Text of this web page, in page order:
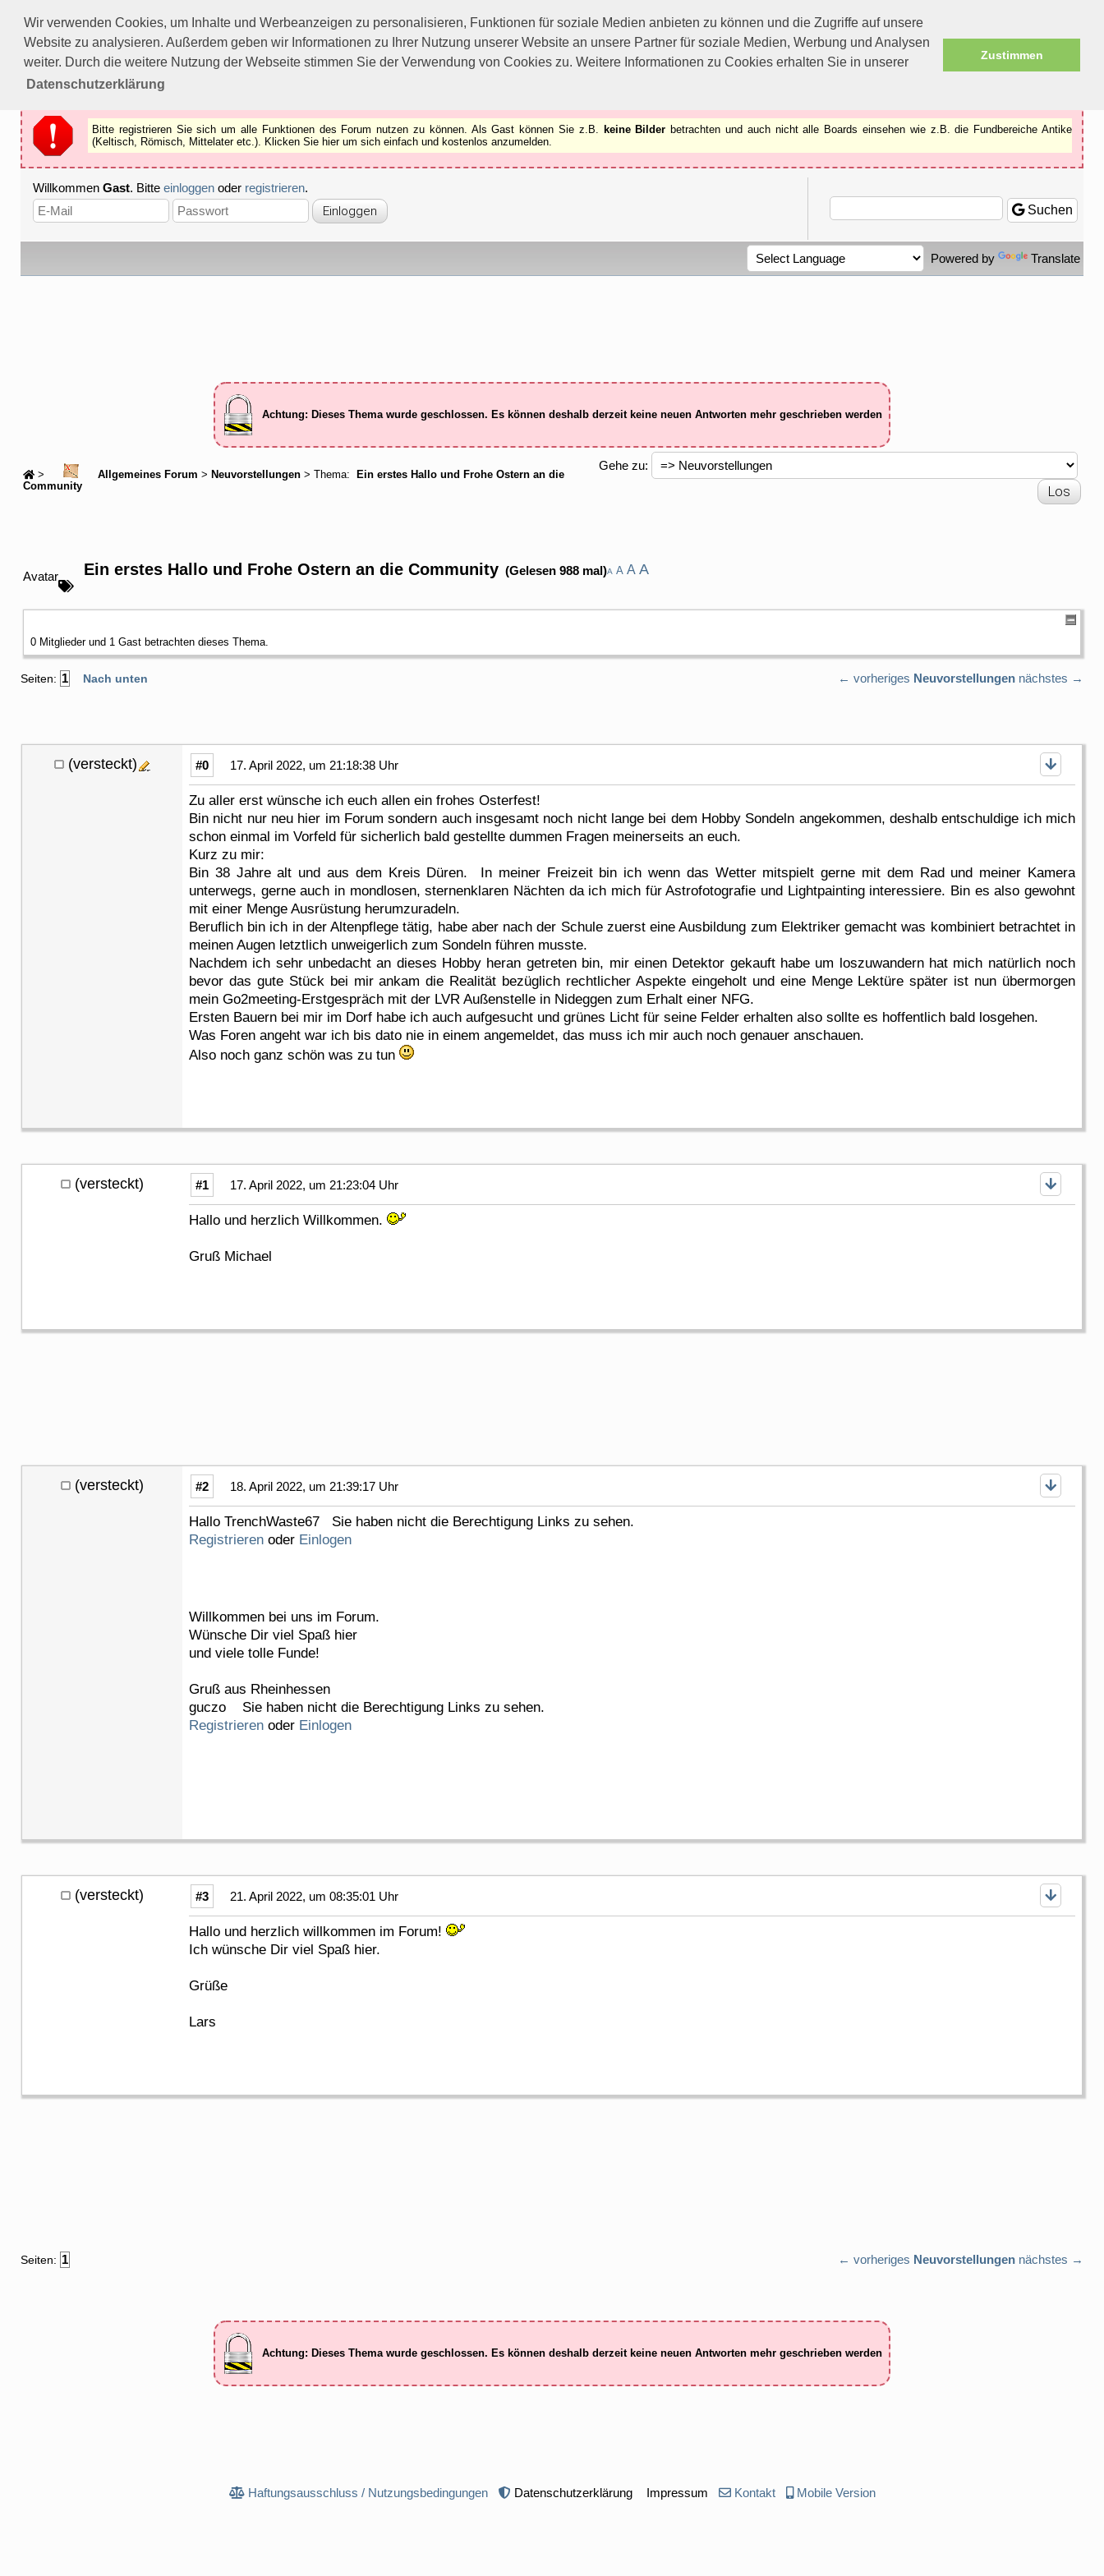
Wir verwenden Cookies, um Inhalte und Werbeanzeigen zu personalisieren, Funktionen für soziale Medien anbieten zu können und die Zugriffe auf unsere
Website zu analysieren. Außerdem geben wir Informationen zu Ihrer Nutzung unserer Website an unsere Partner für soziale Medien, Werbung und Analysen
weiter. Durch die weitere Nutzung der Webseite stimmen Sie der Verwendung von Cookies zu. Weitere Informationen zu Cookies erhalten Sie in unserer
Datenschutzerklärung
Zustimmen
Bitte registrieren Sie sich um alle Funktionen des Forums nutzen zu können.
Als Gast können Sie z.B.keine Bilderbetrachten.
Registrieren
Schliessen
Bitte registrieren Sie sich um alle Funktionen des Forum nutzen zu können. Als Gast können Sie z.B. keine Bilder betrachten und auch nicht alle Boards einsehen wie z.B. die Fundbereiche Antike
(Keltisch, Römisch, Mittelater etc.). Klicken Sie hier um sich einfach und kostenlos anzumelden.
Willkommen Gast. Bitte einloggen oder registrieren.
Suchen
Powered by Translate
Achtung: Dieses Thema wurde geschlossen. Es können deshalb derzeit keine neuen Antworten mehr geschrieben werden
> Allgemeines Forum > Neuvorstellungen > Thema:
Ein erstes Hallo und Frohe Ostern an die
Community
Gehe zu:
Avatar Ein erstes Hallo und Frohe Ostern an die Community (Gelesen 988 mal)A A A A
0 Mitglieder und 1 Gast betrachten dieses Thema.
Seiten: 1 Nach unten ← vorheriges Neuvorstellungen nächstes →
(versteckt) #0 17. April 2022, um 21:18:38 Uhr
Zu aller erst wünsche ich euch allen ein frohes Osterfest!
Bin nicht nur neu hier im Forum sondern auch insgesamt noch nicht lange bei dem Hobby Sondeln angekommen, deshalb entschuldige ich mich
schon einmal im Vorfeld für sicherlich bald gestellte dummen Fragen meinerseits an euch.
Kurz zu mir:
Bin 38 Jahre alt und aus dem Kreis Düren. In meiner Freizeit bin ich wenn das Wetter mitspielt gerne mit dem Rad und meiner Kamera
unterwegs, gerne auch in mondlosen, sternenklaren Nächten da ich mich für Astrofotografie und Lightpainting interessiere. Bin es also gewohnt
mit einer Menge Ausrüstung herumzuradeln.
Beruflich bin ich in der Altenpflege tätig, habe aber nach der Schule zuerst eine Ausbildung zum Elektriker gemacht was kombiniert betrachtet in
meinen Augen letztlich unweigerlich zum Sondeln führen musste.
Nachdem ich sehr unbedacht an dieses Hobby heran getreten bin, mir einen Detektor gekauft habe um loszuwandern hat mich natürlich noch
bevor das gute Stück bei mir ankam die Realität bezüglich rechtlicher Aspekte eingeholt und eine Menge Lektüre später ist nun übermorgen
mein Go2meeting-Erstgespräch mit der LVR Außenstelle in Nideggen zum Erhalt einer NFG.
Ersten Bauern bei mir im Dorf habe ich auch aufgesucht und grünes Licht für seine Felder erhalten also sollte es hoffentlich bald losgehen.
Was Foren angeht war ich bis dato nie in einem angemeldet, das muss ich mir auch noch genauer anschauen.
Also noch ganz schön was zu tun
(versteckt) #1 17. April 2022, um 21:23:04 Uhr
Hallo und herzlich Willkommen.
Gruß Michael
(versteckt) #2 18. April 2022, um 21:39:17 Uhr
Hallo TrenchWaste67 Sie haben nicht die Berechtigung Links zu sehen.
Registrieren oder Einlogen
Willkommen bei uns im Forum.
Wünsche Dir viel Spaß hier
und viele tolle Funde!
Gruß aus Rheinhessen
guczo Sie haben nicht die Berechtigung Links zu sehen.
Registrieren oder Einlogen
(versteckt) #3 21. April 2022, um 08:35:01 Uhr
Hallo und herzlich willkommen im Forum!
Ich wünsche Dir viel Spaß hier.
Grüße
Lars
Seiten: 1 ← vorheriges Neuvorstellungen nächstes →
Achtung: Dieses Thema wurde geschlossen. Es können deshalb derzeit keine neuen Antworten mehr geschrieben werden
Haftungsausschluss / Nutzungsbedingungen Datenschutzerklärung Impressum Kontakt Mobile Version